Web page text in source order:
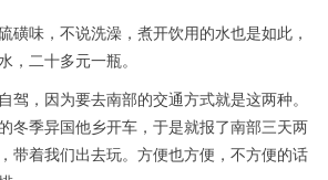
磺味，不说洗澡，煮开饮用的水也是如此，
，二十多元一瓶。
驾，因为要去南部的交通方式就是这两种。
冬季异国他乡开车，于是就报了南部三天两
带着我们出去玩。方便也方便，不方便的话